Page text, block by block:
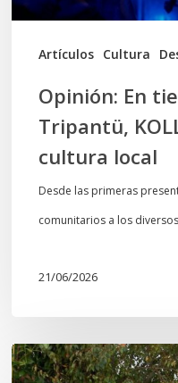
Artículos Cultura
la
cultura
Opinión: En
Tripantü,
cultura local
Desde las primeras
comunitarios a los
21/06/2026
Conmemoración